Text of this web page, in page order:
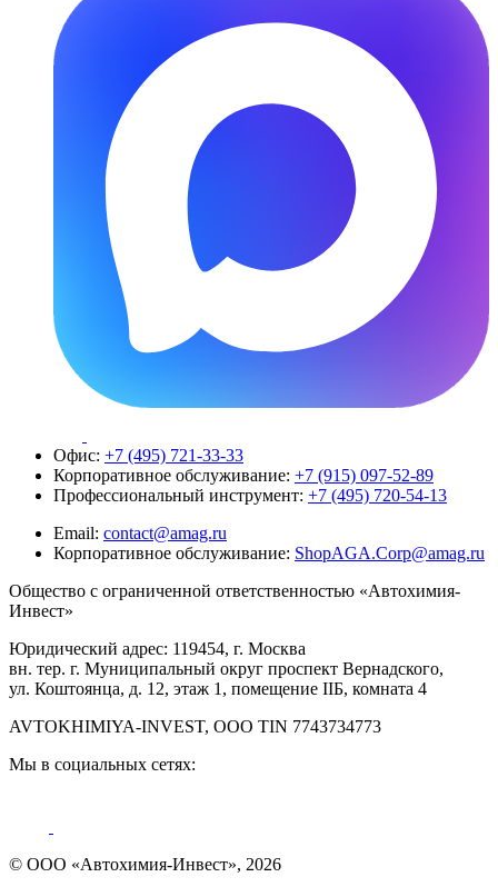
Офис: +7 (495) 721-33-33
Корпоративное обслуживание: +7 (915) 097-52-89
Профессиональный инструмент: +7 (495) 720-54-13
Email: contact@amag.ru
Корпоративное обслуживание: ShopAGA.Corp@amag.ru
Общество с ограниченной ответственностью «Автохимия-
Инвест»
Юридический адрес: 119454, г. Москва
вн. тер. г. Муниципальный округ проспект Вернадского,
ул. Коштоянца, д. 12, этаж 1, помещение IIБ, комната 4
AVTOKHIMIYA-INVEST, OOO TIN 7743734773
Мы в социальных сетях:
© ООО «Автохимия-Инвест», 2026